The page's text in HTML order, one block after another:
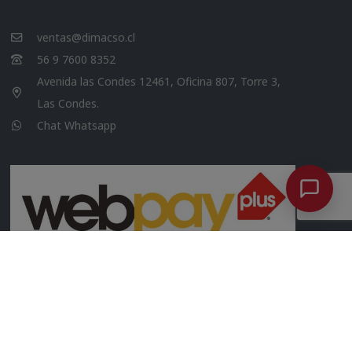
ventas@dimacso.cl
56 9 7600 8352
Avenida las Condes 12461, Oficina 807, Torre 3,
Las Condes.
Chat Whatsapp